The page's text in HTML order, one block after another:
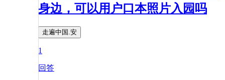
身边，可以用户口本照片入园吗
走遍中国.安
1
回答